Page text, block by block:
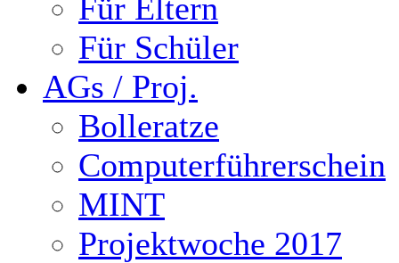
Für Eltern
Für Schüler
AGs / Proj.
Bolleratze
Computerführerschein
MINT
Projektwoche 2017